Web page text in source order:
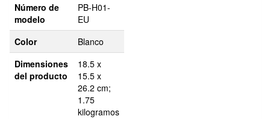
Número de
modelo
PB-H01-
EU
Color
Blanco
Dimensiones
del producto
18.5 x
15.5 x
26.2 cm;
1.75
kilogramos